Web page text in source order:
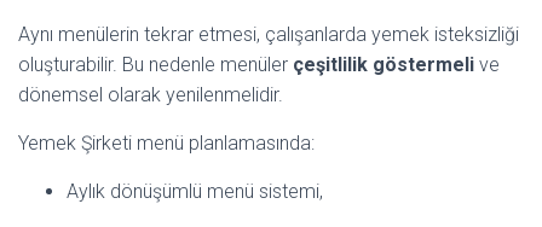
Aynı menülerin tekrar etmesi, çalışanlarda yemek isteksizliği
oluşturabilir. Bu nedenle menüler çeşitlilik göstermeli ve
dönemsel olarak yenilenmelidir.
Yemek Şirketi menü planlamasında:
Aylık dönüşümlü menü sistemi,